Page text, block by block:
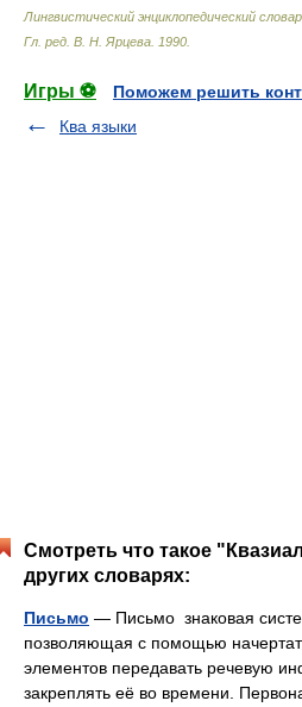
Лингвистический энциклопедический
Гл. ред. В. Н. Ярцева 1990
Игры ⚽
Поможем решить
Ква языки
Смотреть что такое
других словарях:
Письмо — Письмо знаковая
позволяющая с помощью
элементов передавать речевую
закреплять её во времени.